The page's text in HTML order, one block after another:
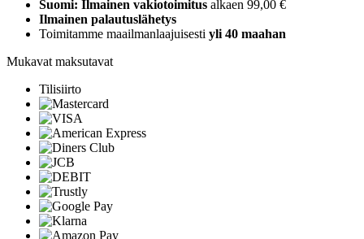
Suomi: Ilmainen vakiotoimitus alkaen 99,00 €
Ilmainen palautuslähetys
Toimitamme maailmanlaajuisesti yli 40 maahan
Mukavat maksutavat
Tilisiirto